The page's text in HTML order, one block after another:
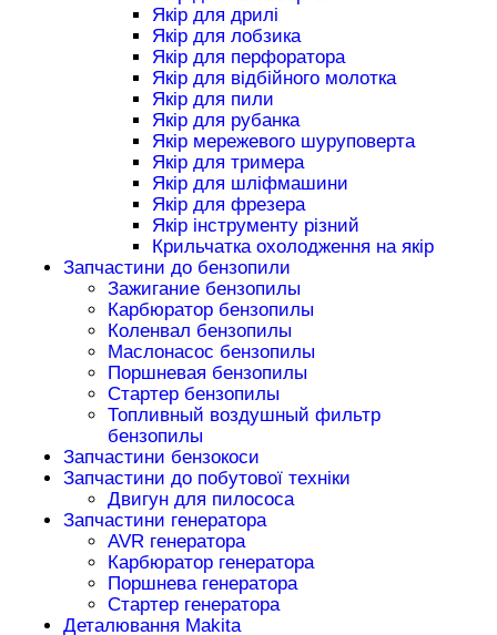
Якір для дрилі
Якір для лобзика
Якір для перфоратора
Якір для відбійного молотка
Якір для пили
Якір для рубанка
Якір мережевого шуруповерта
Якір для тримера
Якір для шліфмашини
Якір для фрезера
Якір інструменту різний
Крильчатка охолодження на якір
Запчастини до бензопили
Зажигание бензопилы
Карбюратор бензопилы
Коленвал бензопилы
Маслонасос бензопилы
Поршневая бензопилы
Стартер бензопилы
Топливный воздушный фильтр
бензопилы
Запчастини бензокоси
Запчастини до побутової техніки
Двигун для пилососа
Запчастини генератора
AVR генератора
Карбюратор генератора
Поршнева генератора
Стартер генератора
Деталювання Makita